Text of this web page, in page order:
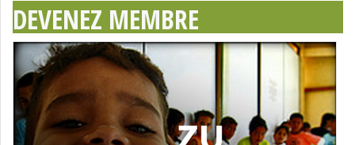
DEVENEZ MEMBRE